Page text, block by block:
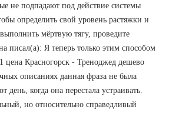
не подпадают под действие системы
определить свой уровень растяжки и
мёртвую тягу, проведите
писал(а): Я теперь только этим способом
цена Красногорск - Треноджед дешево
описаниях данная фраза не была
день, когда она перестала устраивать.
но относительно справедливый